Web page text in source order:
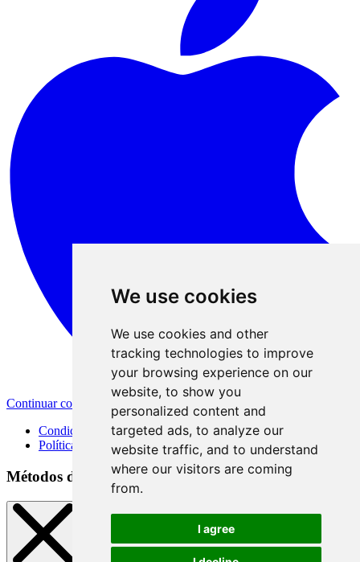
We use cookies
We use cookies and other
tracking technologies to improve
your browsing experience on our
website, to show you
personalized content and
targeted ads, to analyze our
website traffic, and to understand
where our visitors are coming
from.
I agree
Continuar con Apple
Condiciones de uso
Política de privacidad
Métodos de registro